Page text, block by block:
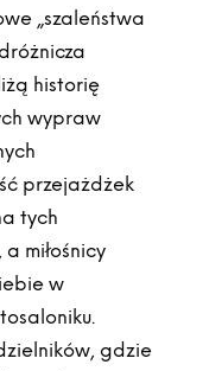
„szaleństwa
historię
wypraw
przejażdżek
tych
miłośnicy
w
gdzie